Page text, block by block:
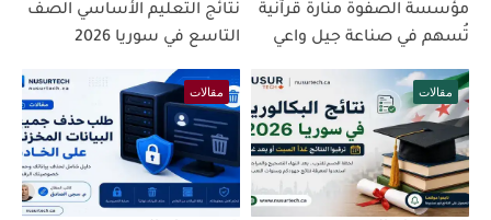
مؤسسة الصفوة منارة قرآنية
تُسهم في صناعة جيل واعي
نتائج التعليم الأساسي الصف
التاسع في سوريا 2026
مقالات مقالات